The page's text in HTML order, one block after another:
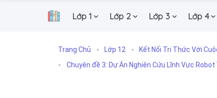
. Lớp 1 Lớp 2 Lớp 3 Lớp 4
Trang Chủ Lớp 12 Kết Nối Tri Thức Với
Chuyên đề 3: Dự Án Nghiên Cứu Lĩnh Vực